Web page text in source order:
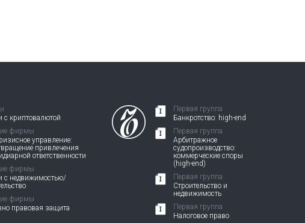
с криптовалютой
фирмы
управление:
привлечения
ответственности
фирмы
с недвижимостью/
фирмы
правовая защита
Первая группа
Банкротство: high-end
Первая группа
Арбитражное
судопроизводство:
коммерческие споры
(high-end)
Первая группа
Строительство и
недвижимость
Первая группа
Налоговое право